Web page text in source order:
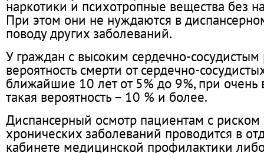
наркотики и психотропные вещества без
При этом они не нуждаются в
поводу других заболеваний.
У граждан с высоким сердечно-
вероятность смерти от сердечно-
ближайшие 10 лет от 5% до 9%, при очень
такая вероятность – 10 % и более.
Диспансерный осмотр пациентам с риском
хронических заболеваний проводится в
кабинете медицинской профилактики